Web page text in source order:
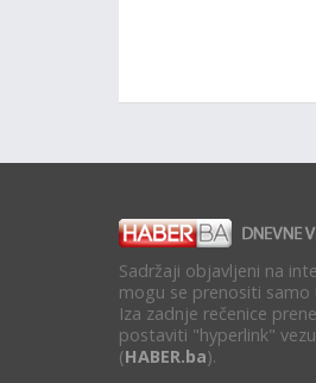
Sadržaji objavljeni na
mogu se prenositi samo
Iza zadnje rečenice
postaviti "hyperlink"
(HABER.ba).